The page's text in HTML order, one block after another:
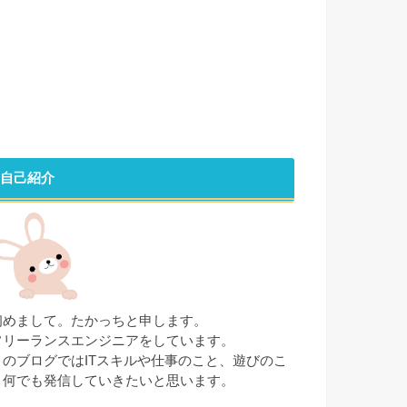
自己紹介
まして。たかっちと申します。
ーランスエンジニアをしています。
のブログではITスキルや仕事のこと、遊びのこ
でも発信していきたいと思います。